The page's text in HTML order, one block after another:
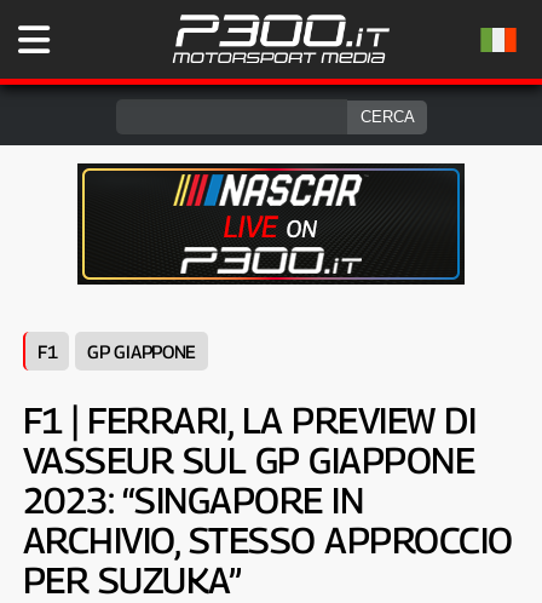
F1 GP GIAPPONE
F1 | FERRARI, LA PREVIEW DI
VASSEUR SUL GP GIAPPONE
2023: “SINGAPORE IN
ARCHIVIO, STESSO APPROCCIO
PER SUZUKA”